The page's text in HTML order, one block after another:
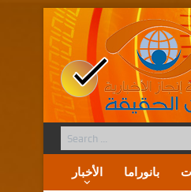
الأخبار بانوراما